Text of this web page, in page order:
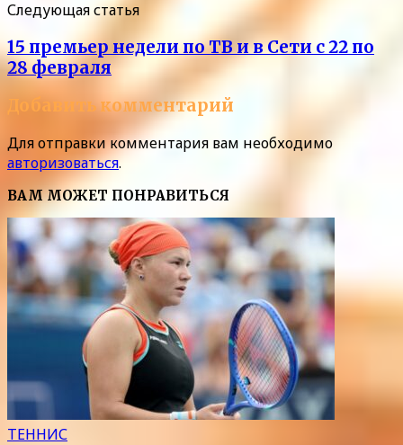
Следующая статья
15 премьер недели по ТВ и в Сети с 22 по
28 февраля
Добавить комментарий
Для отправки комментария вам необходимо
авторизоваться.
ВАМ МОЖЕТ ПОНРАВИТЬСЯ
ТЕННИС